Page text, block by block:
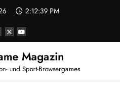
2:12:40 PM
Magazin
und Sport-Browsergames